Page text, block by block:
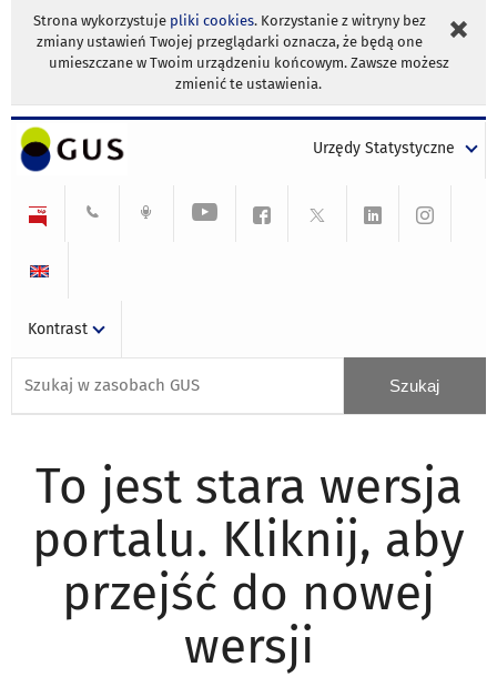
Strona wykorzystuje pliki cookies. Korzystanie z witryny bez
zmiany ustawień Twojej przeglądarki oznacza, że będą one
umieszczane w Twoim urządzeniu końcowym. Zawsze możesz
zmienić te ustawienia.
Urzędy Statystyczne
Kontrast
To jest stara wersja
portalu. Kliknij, aby
przejść do nowej
wersji